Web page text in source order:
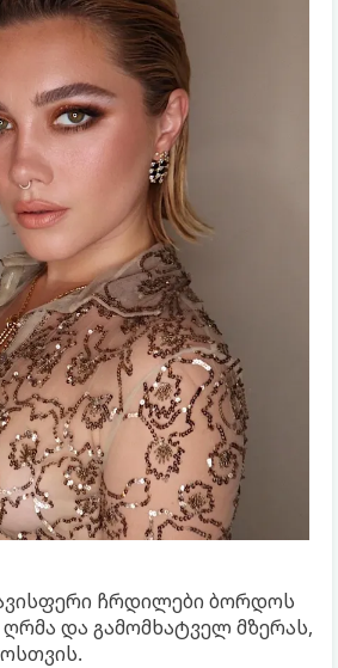
ჩრდილები ბორდოს
და გამომხატველ მზერას,